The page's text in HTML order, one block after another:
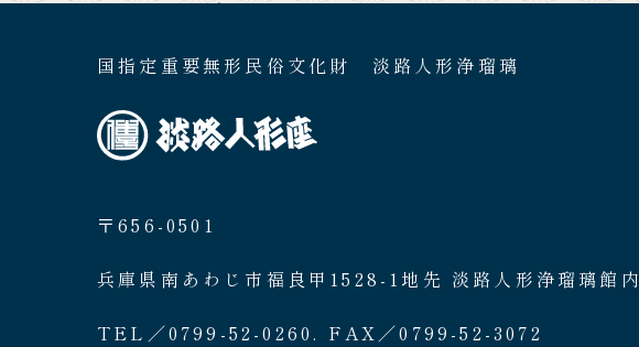
国指定重要無形民俗文化財 淡路人形浄瑠璃
〒656-0501
兵庫県南あわじ市福良甲1528-1地先 淡路人形浄瑠璃館内
TEL／0799-52-0260. FAX／0799-52-3072